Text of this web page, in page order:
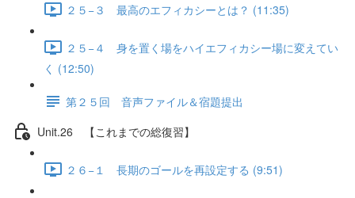
２５−３ 最高のエフィカシーとは？ (11:35)
２５−４ 身を置く場をハイエフィカシー場に変えてい
く (12:50)
第２５回 音声ファイル＆宿題提出
Unit.26 【これまでの総復習】
２６−１ 長期のゴールを再設定する (9:51)